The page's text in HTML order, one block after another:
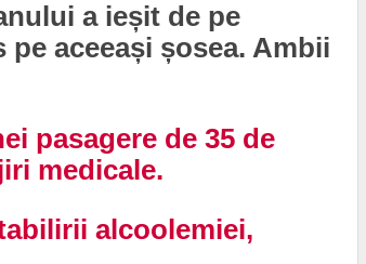
a ieșit de pe
aceeași șosea. Ambii
pasagere de 35 de
medicale.
alcoolemiei,